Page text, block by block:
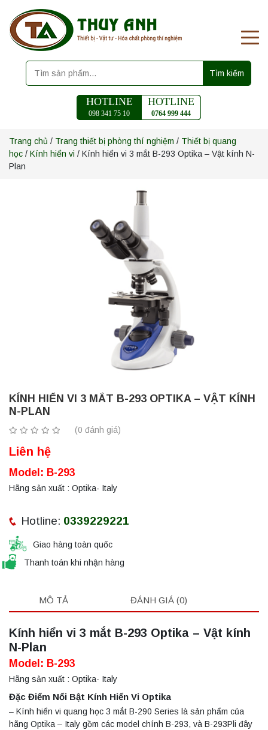
Tìm kiếm
HOTLINE
098 341 75 10
HOTLINE
0764 999 444
Trang chủ / Trang thiết bị phòng thí nghiệm / Thiết bị quang
học / Kính hiển vi / Kính hiển vi 3 mắt B-293 Optika – Vật kính N-
Plan
KÍNH HIỂN VI 3 MẮT B-293 OPTIKA – VẬT KÍNH
N-PLAN
(0 đánh giá)
Liên hệ
Model: B-293
Hãng sản xuất : Optika- Italy
Hotline: 0339229221
Giao hàng toàn quốc
Thanh toán khi nhận hàng
MÔ TẢ ĐÁNH GIÁ (0)
Kính hiển vi 3 mắt B-293 Optika – Vật kính
N-Plan
Model: B-293
Hãng sản xuất : Optika- Italy
Đặc Điểm Nổi Bật Kính Hiển Vi Optika
– Kính hiển vi quang học 3 mắt B-290 Series là sản phẩm của
hãng Optika – Italy gồm các model chính B-293, và B-293Pli đây